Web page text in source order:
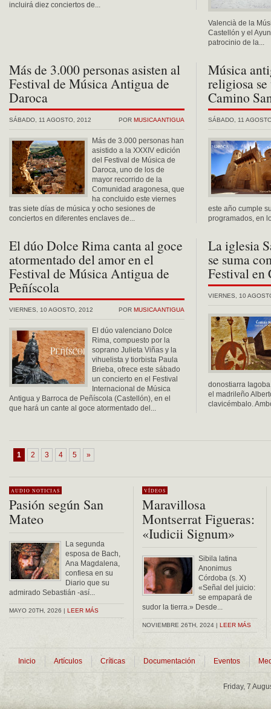
incluirá diez conciertos de...
Valencià de la
Castellón y el
patrocinio de la...
Más de 3.000 personas asisten al
Festival de Música Antigua de
Daroca
POR MUSICAANTIGUA
SÁBADO, 11 AGOSTO, 2012
Más de 3.000 personas han
asistido a la XXXIV edición
del Festival de Música de
Daroca, uno de los de
mayor recorrido de la
Comunidad aragonesa, que
ha concluido este viernes
tras siete días de música y ocho sesiones de
conciertos en diferentes enclaves de...
Música
religiosa
Camino
SÁBADO, 11
este año cumple
programados, en
El dúo Dolce Rima canta al goce
atormentado del amor en el
Festival de Música Antigua de
Peñíscola
POR MUSICAANTIGUA
VIERNES, 10 AGOSTO, 2012
El dúo valenciano Dolce
Rima, compuesto por la
soprano Julieta Viñas y la
vihuelista y tiorbista Paula
Brieba, ofrece este sábado
un concierto en el Festival
Internacional de Música
Antigua y Barroca de Peñíscola (Castellón), en el
que hará un cante al goce atormentado del...
La iglesia
se suma
Festival en
VIERNES, 10
donostiarra
el madrileño
clavicémbalo.
1 2 3 4 5 »
AUDIO NOTICIAS
Pasión según San
Mateo
La segunda
esposa de Bach,
Ana Magdalena,
confiesa en su
Diario que su
admirado Sebastián -así...
MAYO 20TH, 2026 | LEER MÁS
VÍDEOS
Maravillosa
Montserrat Figueras:
«Iudicii Signum»
Sibila latina
Anonimus
Córdoba (s. X)
«Señal del juicio:
se empapará de
sudor la tierra.» Desde...
NOVIEMBRE 26TH, 2024 | LEER MÁS
Inicio Artículos Críticas Documentación Eventos
Friday, 7